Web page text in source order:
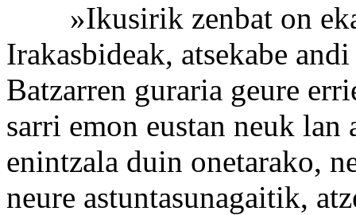
»Ikusirik zenbat on
Irakasbideak, atsekabe
Batzarren guraria geure
sarri emon eustan neuk
enintzala duin onetarako,
neure astuntasunagaitik,